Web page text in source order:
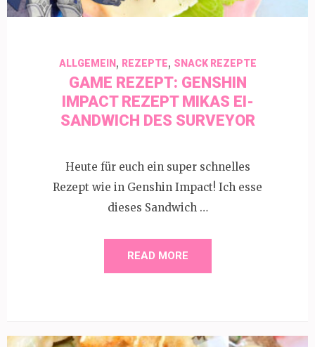
ALLGEMEIN, REZEPTE, SNACK REZEPTE
GAME REZEPT: GENSHIN
IMPACT REZEPT MIKAS EI-
SANDWICH DES SURVEYOR
Heute für euch ein super schnelles
Rezept wie in Genshin Impact! Ich esse
dieses Sandwich …
READ MORE